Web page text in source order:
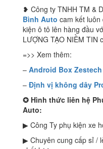
❥ Công ty TNHH TM &
Bình Auto cam kết
kiện ô tô lên hàng đầu
LƯỢNG TẠO NIỀM TIN
=>> Xem thêm:
– Android Box Zestech
– Định vị không dây
✪ Hình thức liên hệ
Auto:
▶ Công Ty phụ kiện xe
▶ Chuyên cung cấp sỉ /